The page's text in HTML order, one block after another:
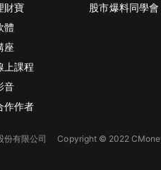
財寶
體
座
上課程
音
作作者
股市爆料同學會
股份有限公司Copyright © 2022